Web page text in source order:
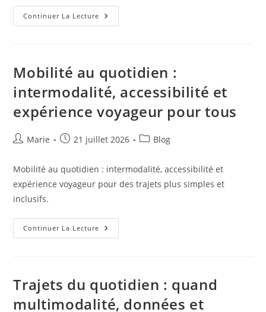
Continuer La Lecture Réinventer
Les
La
Multimodalité
Et
À
L’accessibilité
Mobilité au quotidien :
intermodalité, accessibilité et
expérience voyageur pour tous
Auteur/autrice
la
publication :
Marie
Publication
21 juillet 2026
PostBlog
Mobilité au quotidien : intermodalité, accessibilité et
expérience voyageur pour des trajets plus simples et
inclusifs.
Continuer La Lecture Mobilité
Au
Expérience
Pour
Trajets du quotidien : quand
multimodalité, données et